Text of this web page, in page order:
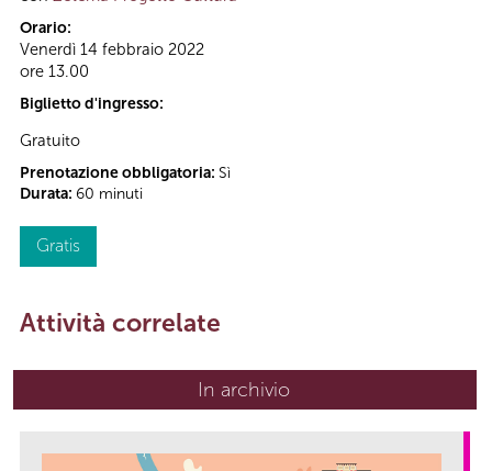
Orario:
Venerdì 14 febbraio 2022
ore 13.00
Biglietto d'ingresso:
Gratuito
Prenotazione obbligatoria: Sì
Durata: 60 minuti
Gratis
Attività correlate
In archivio